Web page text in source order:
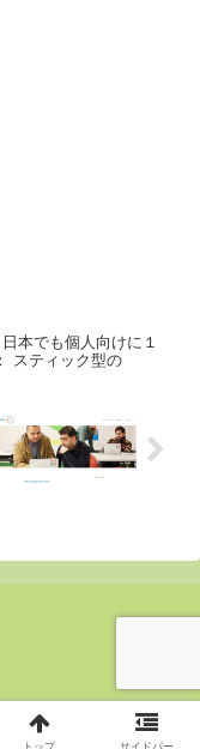
本でも個人向けに１
スティック型の
Reserved.
トップ サイドバー